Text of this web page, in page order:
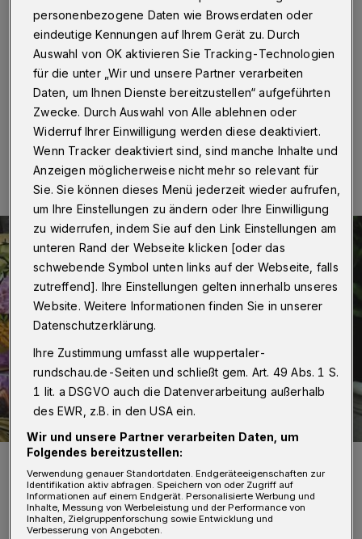
Wuppertal· Traurige Nachrichten aus der großen
Rundschau-Familie: Christel Hoffmann ist am 31. Juli
im Alter von 78 Jahren verstorben.
08.08.2021 , 09:00 Uhr Eine Minute Lesezeit
Christel Hoffmann.
Foto: privat
personenbezogene Daten wie Browserdaten oder
eindeutige Kennungen auf Ihrem Gerät zu. Durch
Auswahl von OK aktivieren Sie Tracking-Technologien
für die unter „Wir und unsere Partner verarbeiten
Daten, um Ihnen Dienste bereitzustellen“ aufgeführten
Zwecke. Durch Auswahl von Alle ablehnen oder
Widerruf Ihrer Einwilligung werden diese deaktiviert.
Wenn Tracker deaktiviert sind, sind manche Inhalte und
Anzeigen möglicherweise nicht mehr so relevant für
Sie. Sie können dieses Menü jederzeit wieder aufrufen,
um Ihre Einstellungen zu ändern oder Ihre Einwilligung
zu widerrufen, indem Sie auf den Link Einstellungen am
unteren Rand der Webseite klicken [oder das
schwebende Symbol unten links auf der Webseite, falls
zutreffend]. Ihre Einstellungen gelten innerhalb unseres
Website. Weitere Informationen finden Sie in unserer
Datenschutzerklärung.
Ihre Zustimmung umfasst alle wuppertaler-
rundschau.de-Seiten und schließt gem. Art. 49 Abs. 1 S.
1 lit. a DSGVO auch die Datenverarbeitung außerhalb
des EWR, z.B. in den USA ein.
Wir und unsere Partner verarbeiten Daten, um
Folgendes bereitzustellen:
Verwendung genauer Standortdaten. Endgeräteeigenschaften zur
Identifikation aktiv abfragen. Speichern von oder Zugriff auf
Informationen auf einem Endgerät. Personalisierte Werbung und
Inhalte, Messung von Werbeleistung und der Performance von
Inhalten, Zielgruppenforschung sowie Entwicklung und
Verbesserung von Angeboten.